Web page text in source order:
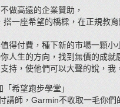
做高遠的企業贊助，
搭一座希望的橋樑，在正規教
得付費，種下新的市場一顆小
人生的方向，找到無價的成就
持，使他們可以大聲的說，我
希望跑步學堂」
講師， Garmin不收取一毛你們